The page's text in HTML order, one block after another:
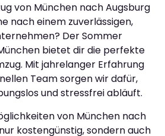
von München nach Augsburg
nach einem zuverlässigen,
Der Sommer
bietet dir die perfekte
Mit jahrelanger Erfahrung
Team sorgen wir dafür,
und stressfrei abläuft.
von München nach
kostengünstig, sondern auch